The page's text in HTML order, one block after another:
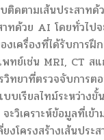
ติดตามเส้นประสาท
ทด้วย AI โดยทั่วไป
งเครื่องที่ได้รับการ
ทย์เช่น MRI, CT ส
ทยาที่ตรวจจับการต
บเรียลไทม์ระหว่างขั้
เคราะห์ข้อมูลที่เข้า
ยงโครงสร้างเส้นป